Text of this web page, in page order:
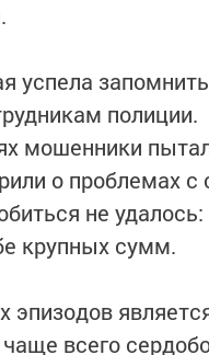
успела
полиции.
мошенники
о проблемах
не
крупных сумм.
эпизодов
всего